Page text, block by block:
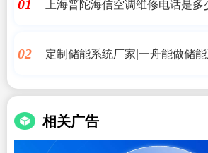
01
上海普陀海信空调维修电话是多
02
定制储能系统厂家|一舟能做储
相关广告